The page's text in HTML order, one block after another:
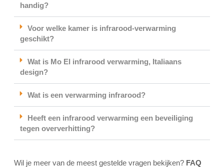
handig?
Voor welke kamer is infrarood-verwarming
geschikt?
Wat is Mo El infrarood verwarming, Italiaans
design?
Wat is een verwarming infrarood?
Heeft een infrarood verwarming een beveiliging
tegen oververhitting?
Wil je meer van de meest gestelde vragen bekijken? FAQ